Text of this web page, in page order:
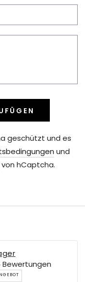
geschützt und es
und
von hCaptcha.
Bewertungen